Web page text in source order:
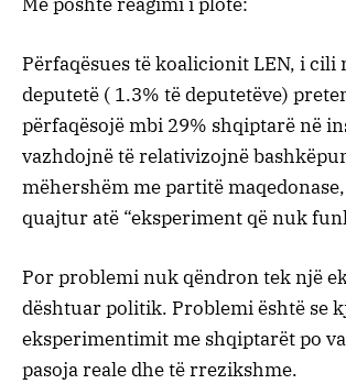
Përfaqësues të koalicionit LEN, i cili
deputetë ( 1.3% të deputetëve)
përfaqësojë mbi 29% shqiptarë në
vazhdojnë të relativizojnë
mëhershëm me partitë
quajtur atë “eksperiment që nuk
Por problemi nuk qëndron tek një
dështuar politik. Problemi është se
eksperimentimit me shqiptarët po
pasoja reale dhe të rrezikshme.